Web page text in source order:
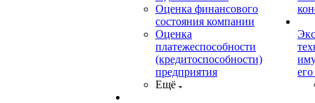
Оценка финансового
состояния компании
Оценка
платежеспособности
(кредитоспособности)
предприятия
Ещё